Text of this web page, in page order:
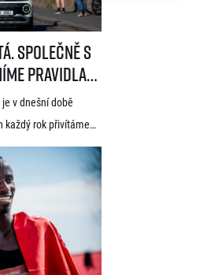
Společně s
pravidla
v dnešní době
každý rok přivítáme
a zdravému
akcí se však pojí také
a pro nás
součást při
RunCzech se
související
s Hyundai a Can-Am měníme